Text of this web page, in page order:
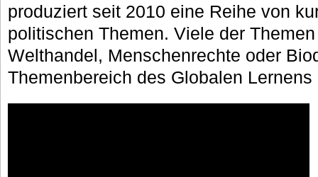
produziert seit 2010 eine Reihe von
politischen Themen. Viele der
Welthandel, Menschenrechte oder
Themenbereich des Globalen